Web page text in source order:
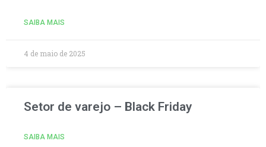
SAIBA MAIS
4 de maio de 2025
Setor de varejo – Black Friday
SAIBA MAIS